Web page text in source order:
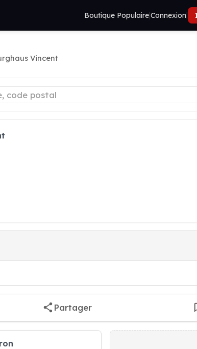
Boutique Populaire|Connexion|
Vincent
Partager